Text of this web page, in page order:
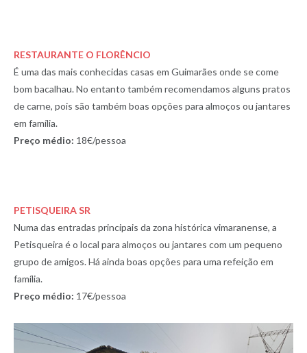
RESTAURANTE O FLORÊNCIO
É uma das mais conhecidas casas em Guimarães onde se come
bom bacalhau. No entanto também recomendamos alguns pratos
de carne, pois são também boas opções para almoços ou jantares
em família.
Preço médio: 18€/pessoa
PETISQUEIRA SR
Numa das entradas principais da zona histórica vimaranense, a
Petisqueira é o local para almoços ou jantares com um pequeno
grupo de amigos. Há ainda boas opções para uma refeição em
família.
Preço médio: 17€/pessoa